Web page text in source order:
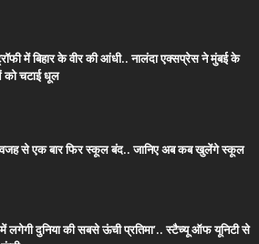
में बिहार के वीर की आंधी.. नालंदा एक्सप्रेस ने मुंबई के
चटाई धूल
से एक बार फिर स्कूल बंद.. जानिए अब कब खुलेंगे स्कूल
में लगेगी दुनिया की सबसे ऊंची प्रतिमा’.. स्टैच्यू ऑफ यूनिटी से